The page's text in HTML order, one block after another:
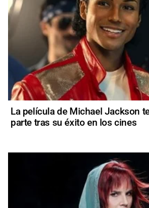
La película de Michael Jackson
parte tras su éxito en los cines